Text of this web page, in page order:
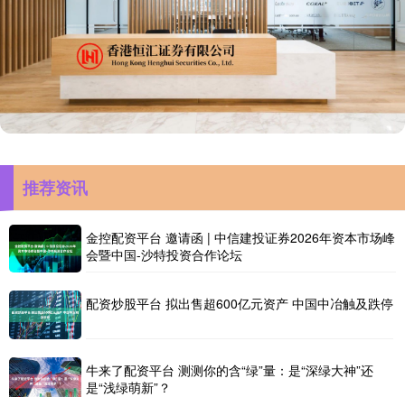
推荐资讯
金控配资平台 邀请函 | 中信建投证券2026年资本市场峰
会暨中国-沙特投资合作论坛
配资炒股平台 拟出售超600亿元资产 中国中冶触及跌停
牛来了配资平台 测测你的含“绿”量：是“深绿大神”还
是“浅绿萌新”？